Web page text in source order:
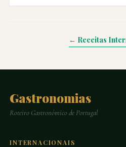
← Receitas
Gastronomias
Roteiro Gastronómico de Portugal
INTERNACIONAIS